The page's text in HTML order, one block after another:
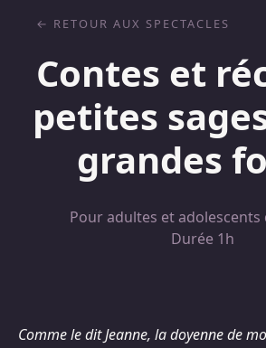
Contes et
petites
grandes
Pour adultes et adolescents
Durée 1h
RETOUR AUX SPECTACLES
Comme le dit Jeanne, la doyenne de